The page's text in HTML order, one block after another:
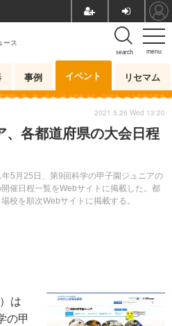
menu
search
ース
事例 イベント リセマム
、各都道府県の大会日程
5月25日、第9回科学の甲子園ジュニアの
催日程一覧をWebサイトに掲載した。都
校を順次Webサイトに掲載する。
2021.5.26 Wed 13:20
は
の甲